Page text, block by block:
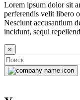
Lorem ipsum dolor sit
perferendis velit libero
Nesciunt accusantium
incidunt, sequi
×